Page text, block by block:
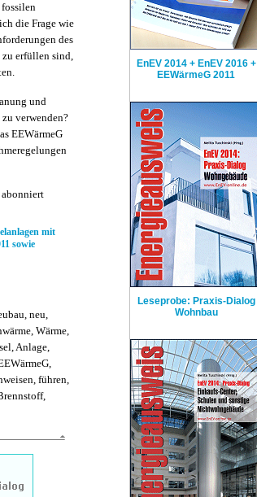
die Frage wie
des
zu erfüllen sind,
und
verwenden?
EEWärmeG
abonniert
mit
sowie
neu,
Wärme,
Anlage,
führen,
EnEV 2014 + EnEV 2016 +
EEWärmeG 2011
Leseprobe: Praxis-Dialog
Wohnbau